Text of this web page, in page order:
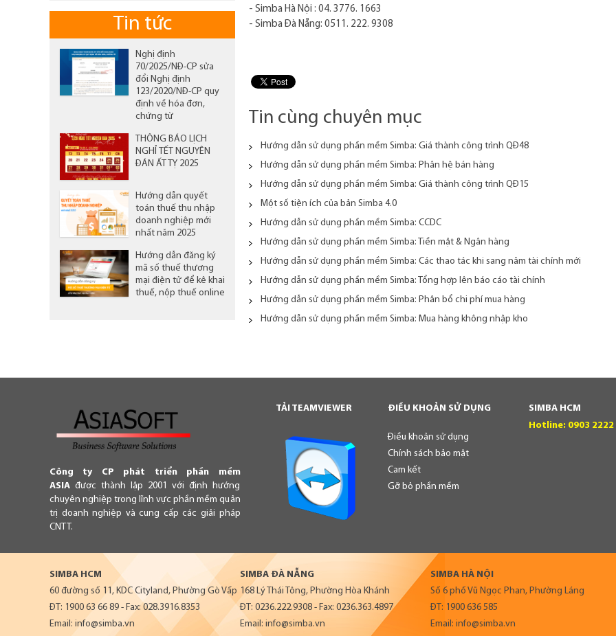
Tin tức
Nghị định
70/2025/NĐ-CP sửa
đổi Nghị định
123/2020/NĐ-CP quy
định về hóa đơn,
chứng từ
THÔNG BÁO LỊCH
NGHỈ TẾT NGUYÊN
ĐÁN ẤT TỴ 2025
Hướng dẫn quyết
toán thuế thu nhập
doanh nghiệp mới
nhất năm 2025
Hướng dẫn đăng ký
mã số thuế thương
mại điện tử để kê khai
thuế, nộp thuế online
- Simba Hà Nội : 04. 3776. 1663
- Simba Đà Nẵng: 0511. 222. 9308
Tin cùng chuyên mục
Hướng dẫn sử dụng phần mềm Simba: Giá thành công trình QĐ48
Hướng dẫn sử dụng phần mềm Simba: Phân hệ bán hàng
Hướng dẫn sử dụng phần mềm Simba: Giá thành công trình QĐ15
Một số tiện ích của bản Simba 4.0
Hướng dẫn sử dụng phần mềm Simba: CCDC
Hướng dẫn sử dụng phần mềm Simba: Tiền mặt & Ngân hàng
Hướng dẫn sử dụng phần mềm Simba: Các thao tác khi sang năm tài chính mới
Hướng dẫn sử dụng phần mềm Simba: Tổng hợp lên báo cáo tài chính
Hướng dẫn sử dụng phần mềm Simba: Phân bổ chi phí mua hàng
Hướng dẫn sử dụng phần mềm Simba: Mua hàng không nhập kho
Công ty CP phát triển phần mềm
ASIA được thành lập 2001 với định hướng
chuyên nghiệp trong lĩnh vực phần mềm quản
trị doanh nghiệp và cung cấp các giải pháp
CNTT.
TẢI TEAMVIEWER ĐIỀU KHOẢN SỬ DỤNG
Điều khoản sử dụng
Chính sách bảo mật
Cam kết
Gỡ bỏ phần mềm
SIMBA HCM
Hotline: 0903 2222
SIMBA HCM
60 đường số 11, KDC Cityland, Phường Gò Vấp
ĐT: 1900 63 66 89 - Fax: 028.3916.8353
Email: info@simba.vn
SIMBA ĐÀ NẴNG
168 Lý Thái Tông, Phường Hòa Khánh
ĐT: 0236.222.9308 - Fax: 0236.363.4897
Email: info@simba.vn
SIMBA HÀ NỘI
Số 6 phố Vũ Ngọc Phan, Phường Láng
ĐT: 1900 636 585
Email: info@simba.vn